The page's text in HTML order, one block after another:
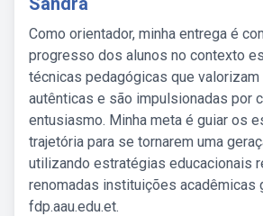
Como orientador, minha entrega é
progresso dos alunos no contexto
técnicas pedagógicas que
autênticas e são impulsionadas por
entusiasmo. Minha meta é guiar os
trajetória para se tornarem uma
utilizando estratégias educacionais
renomadas instituições acadêmicas
fdp.aau.edu.et.